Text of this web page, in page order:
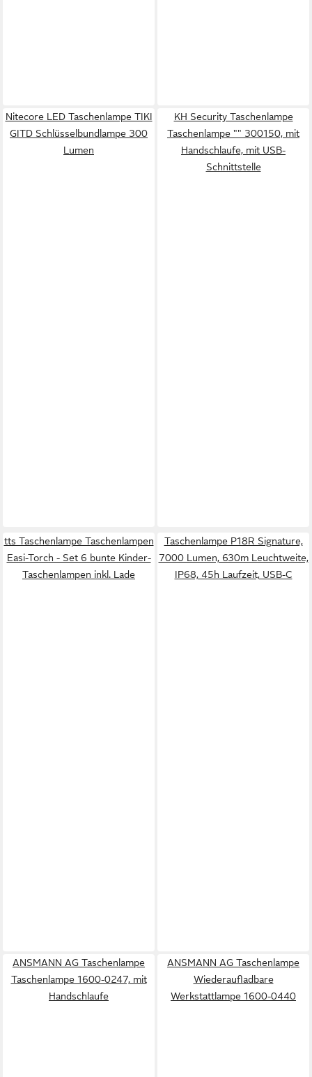
Nitecore LED Taschenlampe TIKI
GITD Schlüsselbundlampe 300
Lumen
KH Security Taschenlampe
Taschenlampe "" 300150, mit
Handschlaufe, mit USB-
Schnittstelle
tts Taschenlampe Taschenlampen
Easi-Torch - Set 6 bunte Kinder-
Taschenlampen inkl. Lade
Taschenlampe P18R Signature,
7000 Lumen, 630m Leuchtweite,
IP68, 45h Laufzeit, USB-C
ANSMANN AG Taschenlampe
Taschenlampe 1600-0247, mit
Handschlaufe
ANSMANN AG Taschenlampe
Wiederaufladbare
Werkstattlampe 1600-0440